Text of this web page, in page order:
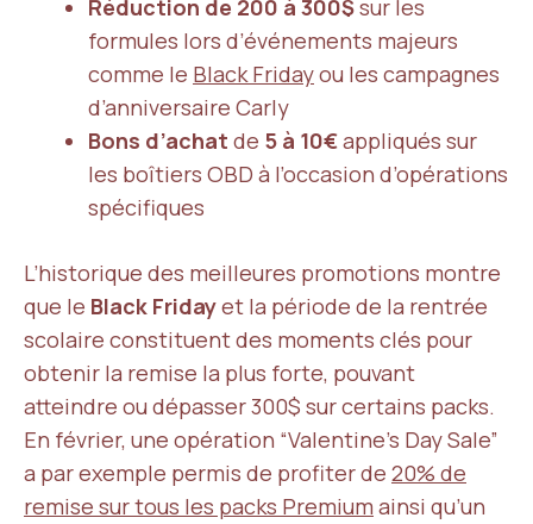
Réduction de 200 à 300$sur les
formules lors d’événements majeurs
comme le Black Fridayou les campagnes
d’anniversaire Carly
Bons d’achat de 5 à 10€appliqués sur
les boîtiers OBD à l’occasion d’opérations
spécifiques
L’historique des meilleures promotions montre
que le Black Fridayet la période de la rentrée
scolaire constituent des moments clés pour
obtenir la remise la plus forte, pouvant
atteindre ou dépasser 300$ sur certains packs.
En février, une opération “Valentine’s Day Sale”
a par exemple permis de profiter de 20% de
remise sur tous les packs Premium ainsi qu’un